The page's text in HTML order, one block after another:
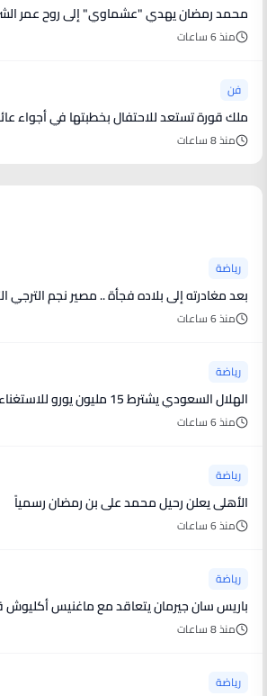
محمد رمضان يهدي "عشماوي" إلى روح عمر
منذ 6 ساعات
فن
ملك قورة تستعد للاحتفال بخطبتها في أجواء
منذ 8 ساعات
رياضة
بعد مغادرته إلى بلاده فجأة .. مصير نجم الترجي التونسي يفجر جدلا
منذ 6 ساعات
رياضة
الهلال السعودي يشترط 15 مليون يورو للاستغناء عن كانسيلو لـ برشلونة
منذ 6 ساعات
رياضة
الأهلى يعلن رحيل محمد على بن رمضان رسمياً
منذ 6 ساعات
رياضة
باريس سان جيرمان يتعاقد مع ماغنيس أكليوش
منذ 8 ساعات
رياضة